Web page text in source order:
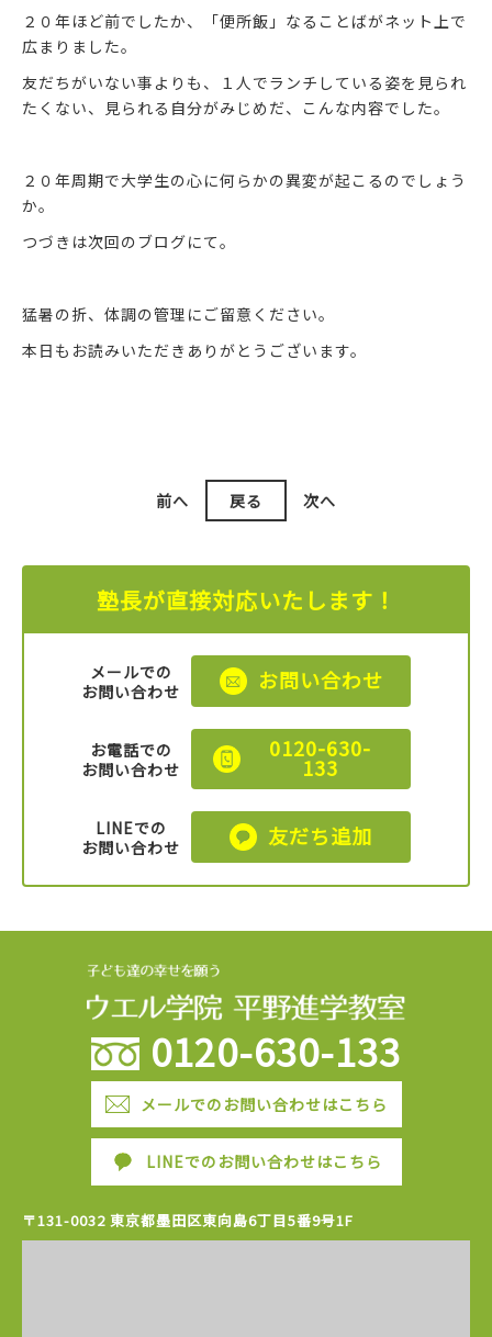
２０年ほど前でしたか、「便所飯」なることばがネット上で
広まりました。
友だちがいない事よりも、１人でランチしている姿を見られ
たくない、見られる自分がみじめだ、こんな内容でした。
２０年周期で大学生の心に何らかの異変が起こるのでしょう
か。
つづきは次回のブログにて。
猛暑の折、体調の管理にご留意ください。
本日もお読みいただきありがとうございます。
前へ 戻る 次へ
塾長が直接対応いたします！
メールでの
お問い合わせ
お問い合わせ
お電話での
お問い合わせ
0120-630-
133
LINEでの
お問い合わせ
友だち追加
0120-630-133
メールでのお問い合わせはこちら
LINEでのお問い合わせはこちら
〒131-0032 東京都墨田区東向島6丁目5番9号1F